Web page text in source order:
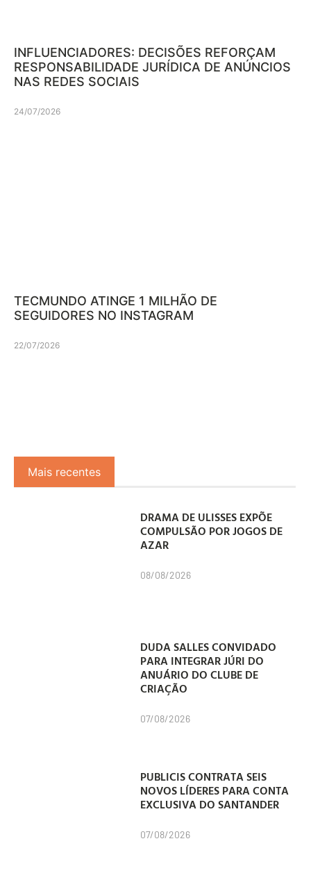
INFLUENCIADORES: DECISÕES REFORÇAM
RESPONSABILIDADE JURÍDICA DE ANÚNCIOS
NAS REDES SOCIAIS
24/07/2026
TECMUNDO ATINGE 1 MILHÃO DE
SEGUIDORES NO INSTAGRAM
22/07/2026
Mais recentes
DRAMA DE ULISSES EXPÕE
COMPULSÃO POR JOGOS DE
AZAR
08/08/2026
DUDA SALLES CONVIDADO
PARA INTEGRAR JÚRI DO
ANUÁRIO DO CLUBE DE
CRIAÇÃO
07/08/2026
PUBLICIS CONTRATA SEIS
NOVOS LÍDERES PARA CONTA
EXCLUSIVA DO SANTANDER
07/08/2026